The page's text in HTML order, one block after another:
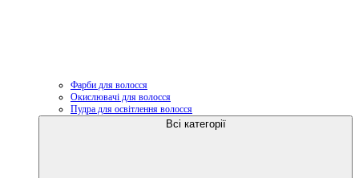
Фарби для волосся
Окислювачі для волосся
Пудра для освітлення волосся
Всі категорії